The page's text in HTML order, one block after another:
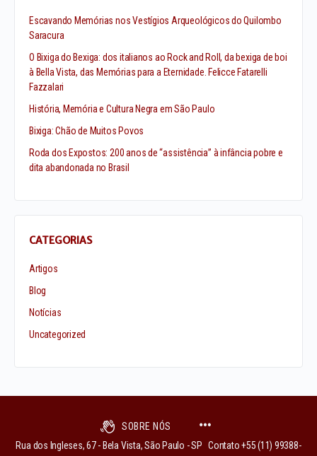
Escavando Memórias nos Vestígios Arqueológicos do Quilombo
Saracura
O Bixiga do Bexiga: dos italianos ao Rock and Roll, da bexiga de boi
à Bella Vista, das Memórias para a Eternidade. Felicce Fatarelli
Fazzalari
História, Memória e Cultura Negra em São Paulo
Bixiga: Chão de Muitos Povos
Roda dos Expostos: 200 anos de “assistência” à infância pobre e
dita abandonada no Brasil
CATEGORIAS
Artigos
Blog
Notícias
Uncategorized
SOBRE NÓS
Rua dos Ingleses, 67 - Bela Vista, São Paulo - SP Contato +55 (11) 99388-